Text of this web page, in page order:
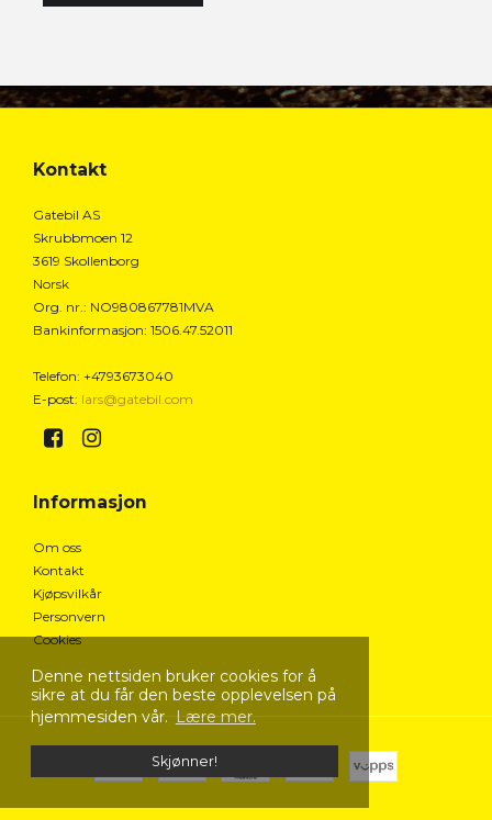
Denne nettsiden bruker cookies for å
sikre at du får den beste opplevelsen på
hjemmesiden vår.Lære mer.
Skjønner!
Kontakt
Gatebil AS
Skrubbmoen 12
3619 Skollenborg
Norsk
Org. nr.: NO980867781MVA
Bankinformasjon: 1506.47.52011
Telefon: +4793673040
E-post: lars@gatebil.com
Informasjon
Om oss
Kontakt
Kjøpsvilkår
Personvern
Cookies